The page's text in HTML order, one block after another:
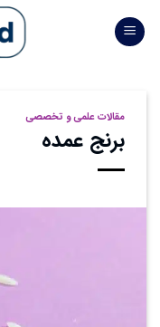
Skip
مقالات علمی و تخصصی
برنج عمده